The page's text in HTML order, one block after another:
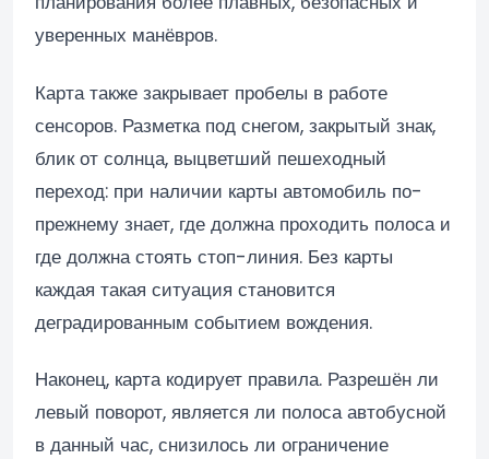
уверенных манёвров.
Карта также закрывает пробелы в работе
сенсоров. Разметка под снегом, закрытый знак,
блик от солнца, выцветший пешеходный
переход: при наличии карты автомобиль по-
прежнему знает, где должна проходить полоса и
где должна стоять стоп-линия. Без карты
каждая такая ситуация становится
деградированным событием вождения.
Наконец, карта кодирует правила. Разрешён ли
левый поворот, является ли полоса автобусной
в данный час, снизилось ли ограничение